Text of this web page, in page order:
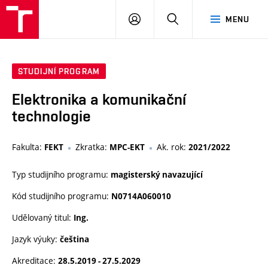
MENU
PŘIHLÁSIT
STUDIJNÍ PROGRAM
Elektronika a komunikační
technologie
Fakulta: FEKT Zkratka: MPC-EKT Ak. rok: 2021/2022
Typ studijního programu: magisterský navazující
Kód studijního programu: N0714A060010
Udělovaný titul: Ing.
Jazyk výuky: čeština
Akreditace: 28.5.2019 - 27.5.2029